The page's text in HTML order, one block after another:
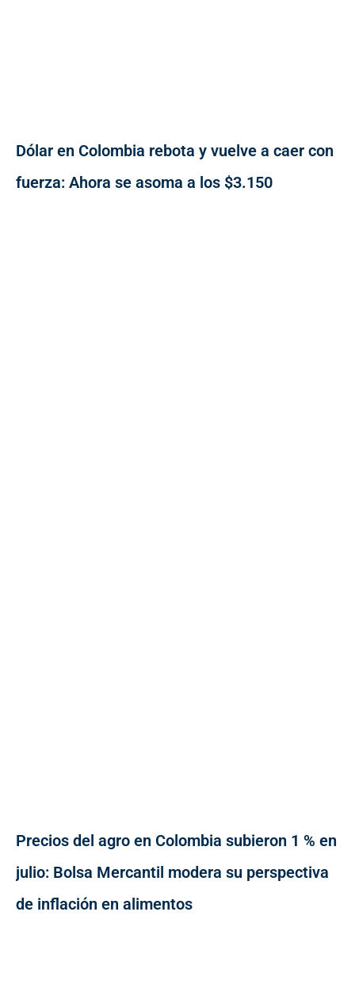
Dólar en Colombia rebota y vuelve a caer con
fuerza: Ahora se asoma a los $3.150
Precios del agro en Colombia subieron 1 % en
julio: Bolsa Mercantil modera su perspectiva
de inflación en alimentos